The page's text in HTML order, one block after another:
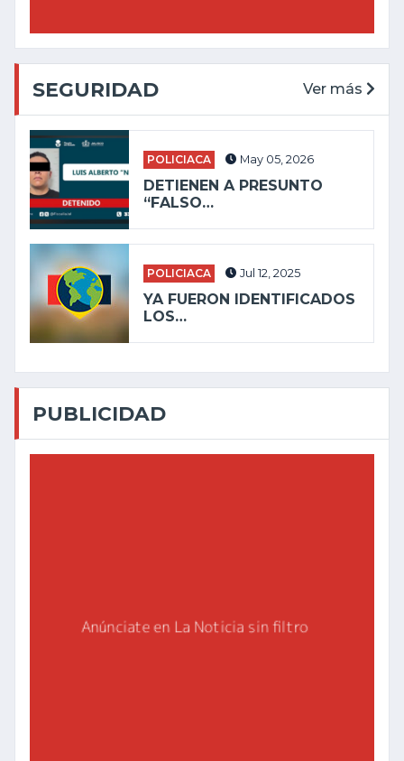
SEGURIDAD Ver más
POLICIACA May 05, 2026
DETIENEN A PRESUNTO
“FALSO…
POLICIACA Jul 12, 2025
YA FUERON IDENTIFICADOS
LOS…
PUBLICIDAD